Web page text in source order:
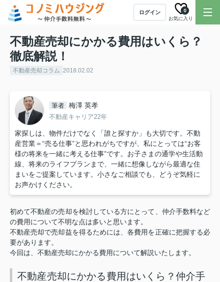
ログイン
お気に入り
0
不動産売却にかかる費用はいくら？
徹底解説！
不動産売却コラム 2018.02.02
筆者 梅澤 英孝
不動産キャリア22年
家探しは、物件だけでなく「誰と探すか」も大切です。不動
産営業＝“売る仕事”と思われがちですが、私にとっては“お客
様の将来を一緒に考える仕事”です。お子さまの通学や生活動
線、将来のライフプランまで、一緒に想像しながら最適な住
まいをご提案しています。小さなご相談でも、どうぞ気軽に
お声かけください。
初めて不動産の売却を検討している方にとって、仲介手数料など
の費用について不明な点は多いと思います。
不動産売却で売却益を得るためには、各費用を正確に把握する必
要があります。
今回は、不動産売却にかかる費用について解説いたします。
不動産売却にかかる費用はいくら？仲介手